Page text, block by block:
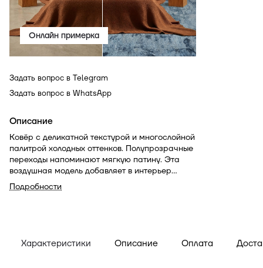
Онлайн примерка
Задать вопрос в Telegram
Задать вопрос в WhatsApp
Описание
Ковёр с деликатной текстурой и многослойной
палитрой холодных оттенков. Полупрозрачные
переходы напоминают мягкую патину. Эта
воздушная модель добавляет в интерьер
ощущение спокойного баланса.
Подробности
Характеристики Описание Оплата